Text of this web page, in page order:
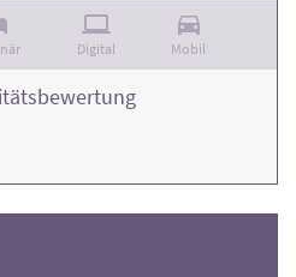
Digital Mobil